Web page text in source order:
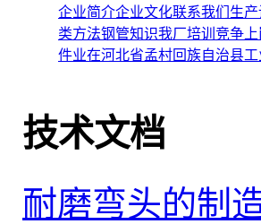
企业简介企业文化联系我们 生
类方法钢管知识我厂培训竞争上
件业在河北省孟村回族自治县
技术文档
耐磨弯头的制